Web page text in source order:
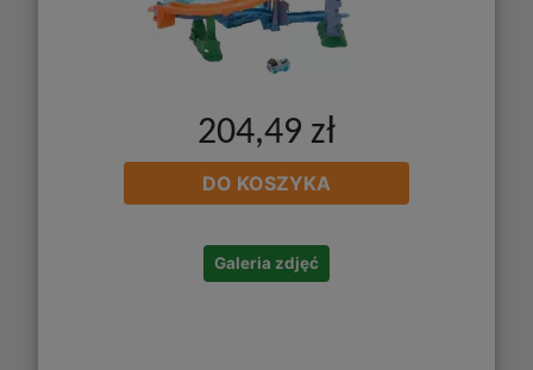
204,49 zł
DO KOSZYKA
Galeria zdjęć